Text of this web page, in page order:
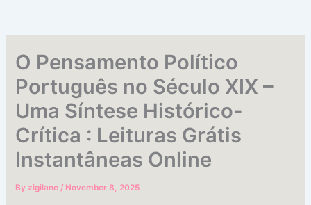
O Pensamento Político
Português no Século XIX –
Uma Síntese Histórico-
Crítica : Leituras Grátis
Instantâneas Online
Byzigilane/ November 8, 2025